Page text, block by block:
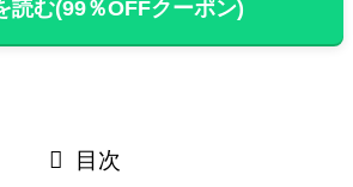
読む(99％OFFクーポン)
目次